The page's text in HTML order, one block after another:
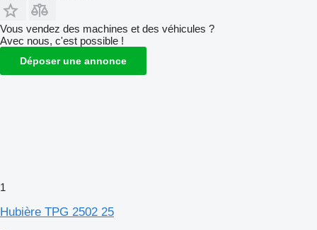
Vous vendez des machines et des véhicules ?
Avec nous, c'est possible !
Déposer une annonce
1
Hubière TPG 2502 25